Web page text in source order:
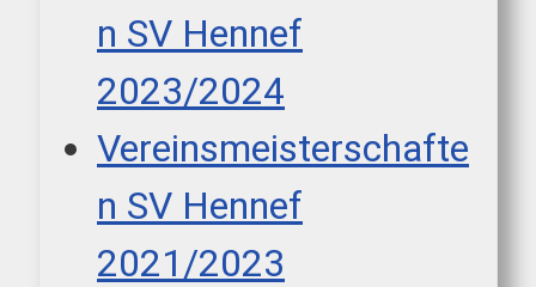
n SV Hennef
2023/2024
Vereinsmeisterschafte
n SV Hennef
2021/2023